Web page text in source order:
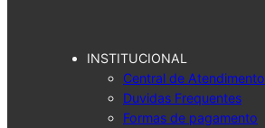
INSTITUCIONAL
Central de Atendimento
Duvidas Frequentes
Formas de pagamento